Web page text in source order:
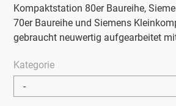
Kompaktstation 80er Baureihe,
70er Baureihe und Siemens
gebraucht neuwertig aufgearbeitet
Kategorie